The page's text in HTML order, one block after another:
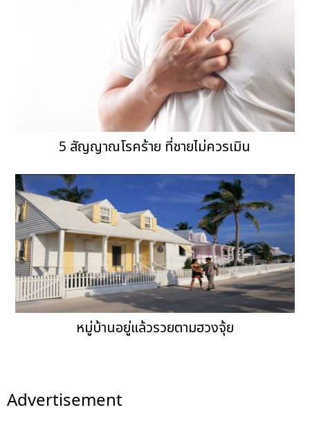
5 สัญญาณโรคร้าย ที่ชายไม่ควรเมิน
หมู่บ้านอยู่แล้วรวยตามฮวงจุ้ย
Advertisement